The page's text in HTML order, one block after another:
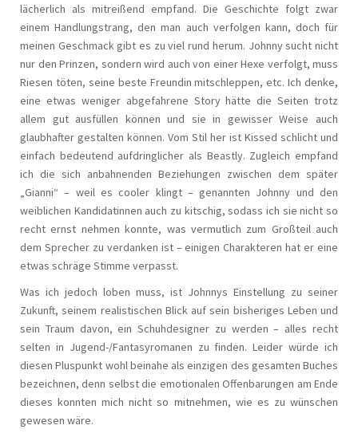
lächerlich als mitreißend empfand. Die Geschichte folgt zwar
einem Handlungstrang, den man auch verfolgen kann, doch für
meinen Geschmack gibt es zu viel rund herum. Johnny sucht nicht
nur den Prinzen, sondern wird auch von einer Hexe verfolgt, muss
Riesen töten, seine beste Freundin mitschleppen, etc. Ich denke,
eine etwas weniger abgefahrene Story hätte die Seiten trotz
allem gut ausfüllen können und sie in gewisser Weise auch
glaubhafter gestalten können. Vom Stil her ist Kissed schlicht und
einfach bedeutend aufdringlicher als Beastly. Zugleich empfand
ich die sich anbahnenden Beziehungen zwischen dem später
„Gianni“ – weil es cooler klingt – genannten Johnny und den
weiblichen Kandidatinnen auch zu kitschig, sodass ich sie nicht so
recht ernst nehmen konnte, was vermutlich zum Großteil auch
dem Sprecher zu verdanken ist – einigen Charakteren hat er eine
etwas schräge Stimme verpasst.
Was ich jedoch loben muss, ist Johnnys Einstellung zu seiner
Zukunft, seinem realistischen Blick auf sein bisheriges Leben und
sein Traum davon, ein Schuhdesigner zu werden – alles recht
selten in Jugend-/Fantasyromanen zu finden. Leider würde ich
diesen Pluspunkt wohl beinahe als einzigen des gesamten Buches
bezeichnen, denn selbst die emotionalen Offenbarungen am Ende
dieses konnten mich nicht so mitnehmen, wie es zu wünschen
gewesen wäre.